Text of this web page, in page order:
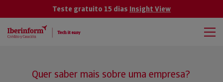
Teste gratuito 15 dias Insight View
Quer saber mais sobre uma empresa?